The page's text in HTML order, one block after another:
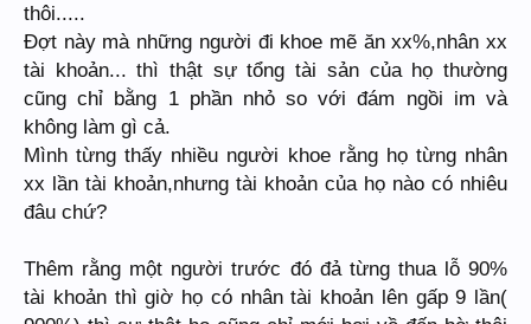
thôi.....
Đợt này mà những người đi khoe mẽ ăn xx%,nhân xx
tài khoản... thì thật sự tổng tài sản của họ thường
cũng chỉ bằng 1 phần nhỏ so với đám ngồi im và
không làm gì cả.
Mình từng thấy nhiều người khoe rằng họ từng nhân
xx lần tài khoản,nhưng tài khoản của họ nào có nhiêu
đâu chứ?
Thêm rằng một người trước đó đả từng thua lỗ 90%
tài khoản thì giờ họ có nhân tài khoản lên gấp 9 lần(